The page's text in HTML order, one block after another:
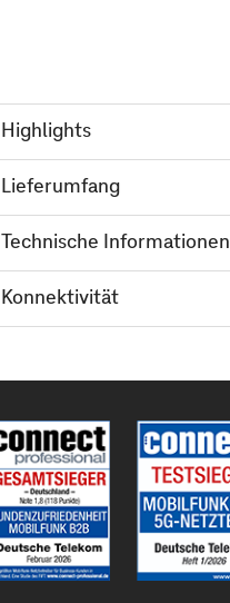
Highlights
Lieferumfang
Technische Informationen
Konnektivität